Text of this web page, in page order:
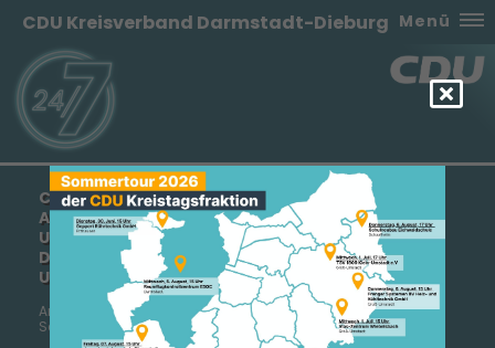
CDU Kreisverband Darmstadt-Dieburg Menü
CDU-FRAKTION WEITERSTADT MÖCHTE LEHREN
AUS DEN STARKREGENEREIGNISSEN 2023 ZIEHEN
UND LEISTUNGSFÄHIGKEIT DER KANALISATION IN
DEN BESONDERS BETROFFENEN GEBIETEN
UNTERSUCHEN LASSEN
Antrag zur nächsten Stadtverordnetenversammlung am 7.
September 2023